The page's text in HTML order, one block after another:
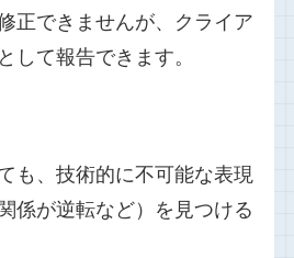
正できませんが、クライア
して報告できます。
も、技術的に不可能な表現
係が逆転など）を見つける